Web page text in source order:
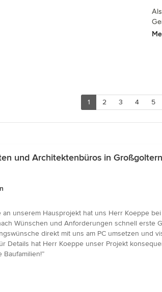
1 2 3 4 5
und Architektenbüros in Großgoltern
unserem Hausprojekt hat uns Herr Koeppe
Wünschen und Anforderungen schnell erste
direkt mit uns am PC umsetzen und
Details hat Herr Koeppe unser Projekt